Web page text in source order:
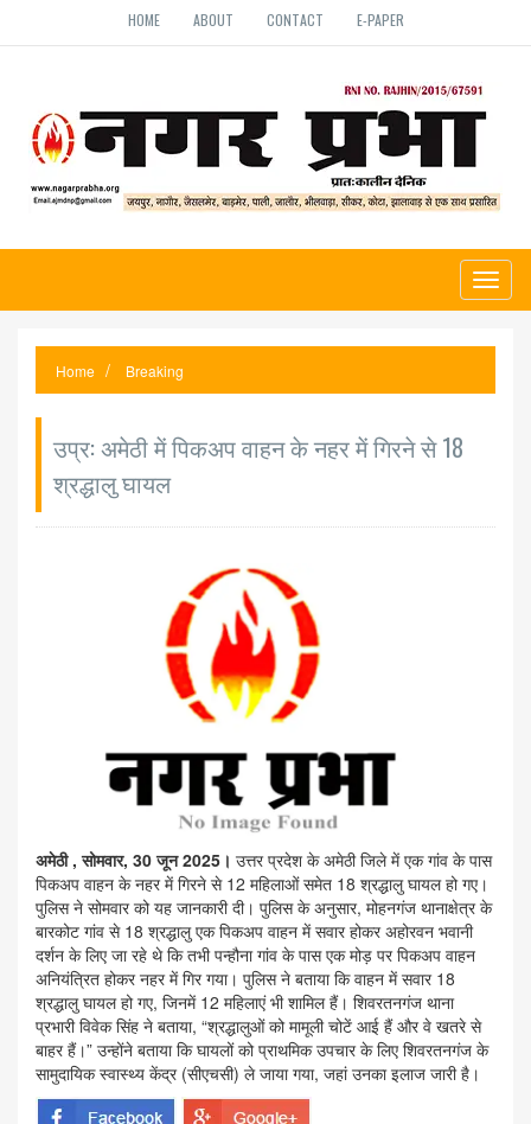
HOME ABOUT CONTACT E-PAPER
Home Breaking
उप्र: अमेठी में पिकअप वाहन के नहर में गिरने से 18
श्रद्धालु घायल
अमेठी , सोमवार, 30 जून 2025। उत्तर प्रदेश के अमेठी जिले में एक गांव के पास
पिकअप वाहन के नहर में गिरने से 12 महिलाओं समेत 18 श्रद्धालु घायल हो गए।
पुलिस ने सोमवार को यह जानकारी दी। पुलिस के अनुसार, मोहनगंज थानाक्षेत्र के
बारकोट गांव से 18 श्रद्धालु एक पिकअप वाहन में सवार होकर अहोरवन भवानी
दर्शन के लिए जा रहे थे कि तभी पन्हौना गांव के पास एक मोड़ पर पिकअप वाहन
अनियंत्रित होकर नहर में गिर गया। पुलिस ने बताया कि वाहन में सवार 18
श्रद्धालु घायल हो गए, जिनमें 12 महिलाएं भी शामिल हैं। शिवरतनगंज थाना
प्रभारी विवेक सिंह ने बताया, “श्रद्धालुओं को मामूली चोटें आई हैं और वे खतरे से
बाहर हैं।” उन्होंने बताया कि घायलों को प्राथमिक उपचार के लिए शिवरतनगंज के
सामुदायिक स्वास्थ्य केंद्र (सीएचसी) ले जाया गया, जहां उनका इलाज जारी है।